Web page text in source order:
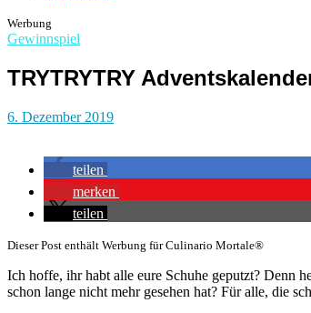
Werbung
Gewinnspiel
TRYTRYTRY
6. Dezember 2019
teilen
merken
teilen
Dieser Post enthält Werbung für Culinario Mortale®
Ich hoffe, ihr habt alle eure Schuhe geputzt? Denn
schon lange nicht mehr gesehen hat? Für alle, die